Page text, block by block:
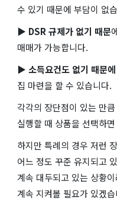
수 있기 때문에 부담이 없
▶ DSR 규제가 없기 때문
매매가 가능합니다.
▶ 소득요건도 없기 때문에
집 마련을 할 수 있습니다.
각각의 장단점이 있는 만
실행할 때 상품을 선택하
하지만 특례의 경우 저런
어느 정도 꾸준 유지되고
계속 대두되고 있는 상황
계속 지켜볼 필요가 있겠